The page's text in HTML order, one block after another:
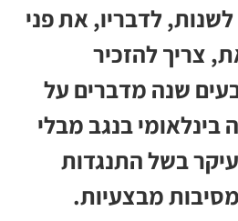
לשנות, לדבריו, את פני
צריך להזכיר
שנה מדברים על
בנגב מבלי
בשל התנגדות
מבצעיות.